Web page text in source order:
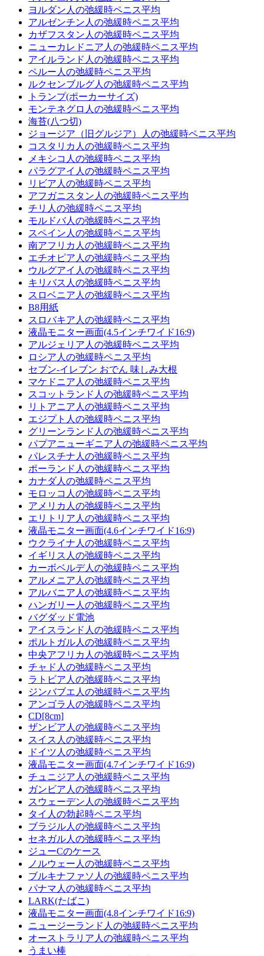
ヨルダン人の弛緩時ペニス平均
アルゼンチン人の弛緩時ペニス平均
カザフスタン人の弛緩時ペニス平均
ニューカレドニア人の弛緩時ペニス平均
アイルランド人の弛緩時ペニス平均
ペルー人の弛緩時ペニス平均
ルクセンブルグ人の弛緩時ペニス平均
トランプ(ポーカーサイズ)
モンテネグロ人の弛緩時ペニス平均
海苔(八つ切)
ジョージア（旧グルジア）人の弛緩時ペニス平均
コスタリカ人の弛緩時ペニス平均
メキシコ人の弛緩時ペニス平均
パラグアイ人の弛緩時ペニス平均
リビア人の弛緩時ペニス平均
アフガニスタン人の弛緩時ペニス平均
チリ人の弛緩時ペニス平均
モルドバ人の弛緩時ペニス平均
スペイン人の弛緩時ペニス平均
南アフリカ人の弛緩時ペニス平均
エチオピア人の弛緩時ペニス平均
ウルグアイ人の弛緩時ペニス平均
キリバス人の弛緩時ペニス平均
スロベニア人の弛緩時ペニス平均
B8用紙
スロバキア人の弛緩時ペニス平均
液晶モニター画面(4.5インチワイド16:9)
アルジェリア人の弛緩時ペニス平均
ロシア人の弛緩時ペニス平均
セブン-イレブン おでん 味しみ大根
マケドニア人の弛緩時ペニス平均
スコットランド人の弛緩時ペニス平均
リトアニア人の弛緩時ペニス平均
エジプト人の弛緩時ペニス平均
グリーンランド人の弛緩時ペニス平均
パプアニューギニア人の弛緩時ペニス平均
パレスチナ人の弛緩時ペニス平均
ポーランド人の弛緩時ペニス平均
カナダ人の弛緩時ペニス平均
モロッコ人の弛緩時ペニス平均
アメリカ人の弛緩時ペニス平均
エリトリア人の弛緩時ペニス平均
液晶モニター画面(4.6インチワイド16:9)
ウクライナ人の弛緩時ペニス平均
イギリス人の弛緩時ペニス平均
カーボベルデ人の弛緩時ペニス平均
アルメニア人の弛緩時ペニス平均
アルバニア人の弛緩時ペニス平均
ハンガリー人の弛緩時ペニス平均
バグダッド電池
アイスランド人の弛緩時ペニス平均
ポルトガル人の弛緩時ペニス平均
中央アフリカ人の弛緩時ペニス平均
チャド人の弛緩時ペニス平均
ラトビア人の弛緩時ペニス平均
ジンバブエ人の弛緩時ペニス平均
アンゴラ人の弛緩時ペニス平均
CD[8cm]
ザンビア人の弛緩時ペニス平均
スイス人の弛緩時ペニス平均
ドイツ人の弛緩時ペニス平均
液晶モニター画面(4.7インチワイド16:9)
チュニジア人の弛緩時ペニス平均
ガンビア人の弛緩時ペニス平均
スウェーデン人の弛緩時ペニス平均
タイ人の勃起時ペニス平均
ブラジル人の弛緩時ペニス平均
セネガル人の弛緩時ペニス平均
ジューCのケース
ノルウェー人の弛緩時ペニス平均
ブルキナファソ人の弛緩時ペニス平均
パナマ人の弛緩時ペニス平均
LARK(たばこ)
液晶モニター画面(4.8インチワイド16:9)
ニュージーランド人の弛緩時ペニス平均
オーストラリア人の弛緩時ペニス平均
うまい棒